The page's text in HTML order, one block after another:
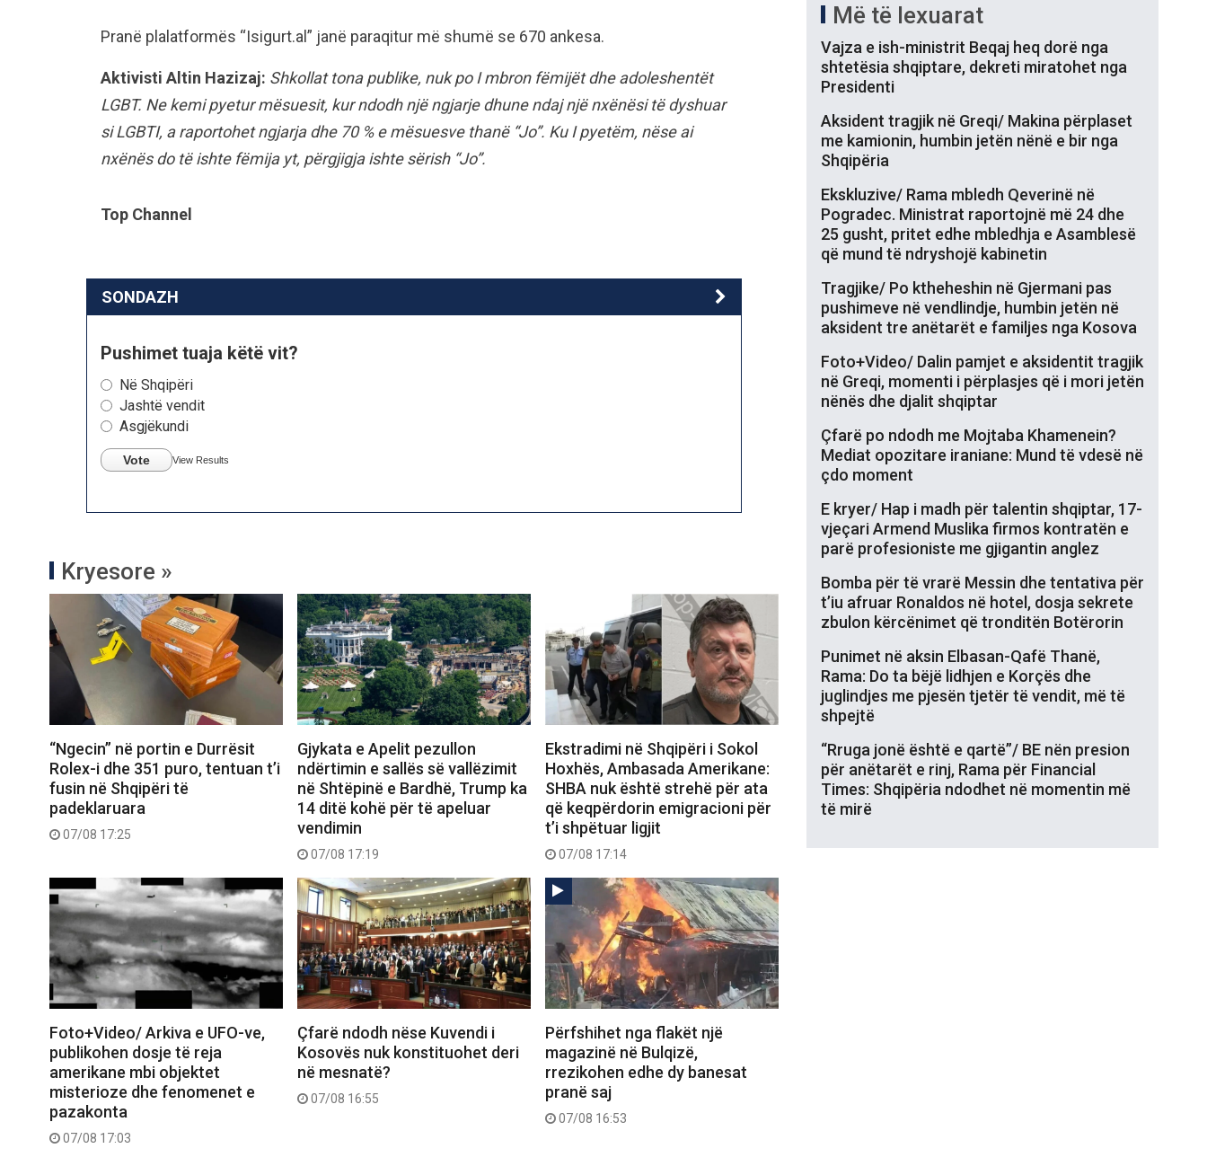
Pranë plalatformës “Isigurt.al” janë paraqitur më shumë se 670 ankesa.
Aktivisti Altin Hazizaj: Shkollat tona publike, nuk po I mbron fëmijët dhe adoleshentët
LGBT. Ne kemi pyetur mësuesit, kur ndodh një ngjarje dhune ndaj një nxënësi të dyshuar
si LGBTI, a raportohet ngjarja dhe 70 % e mësuesve thanë “Jo”. Ku I pyetëm, nëse ai
nxënës do të ishte fëmija yt, përgjigja ishte sërish “Jo”.
Top Channel
SONDAZH
Pushimet tuaja këtë vit?
Në Shqipëri
Jashtë vendit
Asgjëkundi
Vote View Results
Kryesore »
“Ngecin” në portin e Durrësit
Rolex-i dhe 351 puro, tentuan t’i
fusin në Shqipëri të
padeklaruara
07/08 17:25
Gjykata e Apelit pezullon
ndërtimin e sallës së vallëzimit
në Shtëpinë e Bardhë, Trump ka
14 ditë kohë për të apeluar
vendimin
07/08 17:19
Ekstradimi në Shqipëri i Sokol
Hoxhës, Ambasada Amerikane:
SHBA nuk është strehë për ata
që keqpërdorin emigracioni për
t’i shpëtuar ligjit
07/08 17:14
Foto+Video/ Arkiva e UFO-ve,
publikohen dosje të reja
amerikane mbi objektet
misterioze dhe fenomenet e
pazakonta
07/08 17:03
Çfarë ndodh nëse Kuvendi i
Kosovës nuk konstituohet deri
në mesnatë?
07/08 16:55
Përfshihet nga flakët një
magazinë në Bulqizë,
rrezikohen edhe dy banesat
pranë saj
07/08 16:53
Më të lexuarat
Vajza e ish-ministrit Beqaj heq dorë nga
shtetësia shqiptare, dekreti miratohet nga
Presidenti
Aksident tragjik në Greqi/ Makina përplaset
me kamionin, humbin jetën nënë e bir nga
Shqipëria
Ekskluzive/ Rama mbledh Qeverinë në
Pogradec. Ministrat raportojnë më 24 dhe
25 gusht, pritet edhe mbledhja e Asamblesë
që mund të ndryshojë kabinetin
Tragjike/ Po ktheheshin në Gjermani pas
pushimeve në vendlindje, humbin jetën në
aksident tre anëtarët e familjes nga Kosova
Foto+Video/ Dalin pamjet e aksidentit tragjik
në Greqi, momenti i përplasjes që i mori jetën
nënës dhe djalit shqiptar
Çfarë po ndodh me Mojtaba Khamenein?
Mediat opozitare iraniane: Mund të vdesë në
çdo moment
E kryer/ Hap i madh për talentin shqiptar, 17-
vjeçari Armend Muslika firmos kontratën e
parë profesioniste me gjigantin anglez
Bomba për të vrarë Messin dhe tentativa për
t’iu afruar Ronaldos në hotel, dosja sekrete
zbulon kërcënimet që tronditën Botërorin
Punimet në aksin Elbasan-Qafë Thanë,
Rama: Do ta bëjë lidhjen e Korçës dhe
juglindjes me pjesën tjetër të vendit, më të
shpejtë
“Rruga jonë është e qartë”/ BE nën presion
për anëtarët e rinj, Rama për Financial
Times: Shqipëria ndodhet në momentin më
të mirë